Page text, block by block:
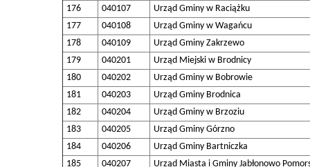
176
040107
Urząd Gminy w Raciążku
177
040108
Urząd Gminy w Wagańcu
178
040109
Urząd Gminy Zakrzewo
179
040201
Urząd Miejski w Brodnicy
180
040202
Urząd Gminy w Bobrowie
181
040203
Urząd Gminy Brodnica
182
040204
Urząd Gminy w Brzoziu
183
040205
Urząd Gminy Górzno
184
040206
Urząd Gminy Bartniczka
185
040207
Urząd Miasta i Gminy Jabłonowo